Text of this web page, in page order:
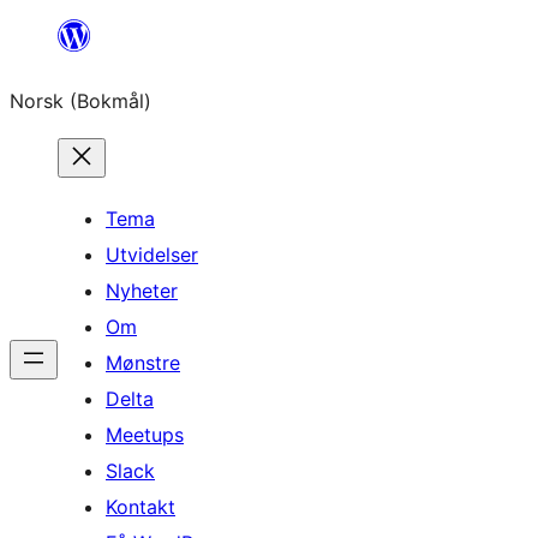
Hopp
innhold
Norsk (Bokmål)
Tema
Utvidelser
Nyheter
Om
Mønstre
Delta
Meetups
Slack
Kontakt